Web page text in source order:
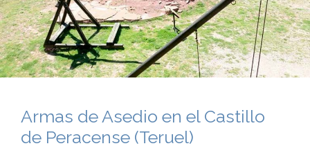
Armas de Asedio en el Castillo
de Peracense (Teruel)